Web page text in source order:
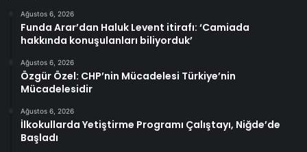
Ağustos 6, 2026
Funda Arar’dan Haluk Levent itirafı: ‘Camiada
hakkında konuşulanları biliyorduk’
Ağustos 6, 2026
Özgür Özel: CHP’nin Mücadelesi Türkiye’nin
Mücadelesidir
Ağustos 6, 2026
İlkokullarda Yetiştirme Programı Çalıştayı, Niğde’de
Başladı